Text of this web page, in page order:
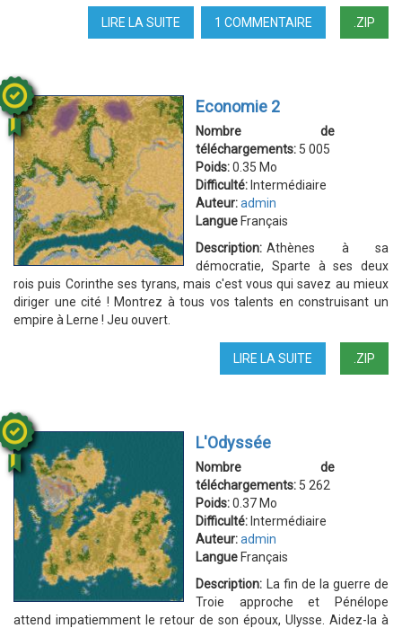
.ZIP
LIRE LA SUITE
ARMÉE
1 COMMENTAIRE
Economie 2
Nombre de
téléchargements: 5 005
Poids:0.35 Mo
Difficulté: Intermédiaire
Auteur:admin
Langue Français
Description: Athènes à sa
démocratie, Sparte à ses deux
rois puis Corinthe ses tyrans, mais c'est vous qui savez au mieux
diriger une cité ! Montrez à tous vos talents en construisant un
empire à Lerne ! Jeu ouvert.
.ZIP
LIRE LA SUITE
ECONOMIE
L'Odyssée
Nombre de
téléchargements: 5 262
Poids:0.37 Mo
Difficulté: Intermédiaire
Auteur:admin
Langue Français
Description:
La fin de la guerre de
Troie approche et Pénélope
attend impatiemment le retour de son époux, Ulysse. Aidez-la à